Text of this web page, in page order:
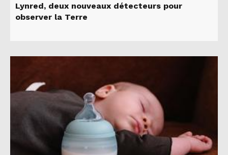
Lynred, deux nouveaux détecteurs pour
observer la Terre